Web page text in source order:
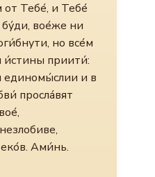
Тебе́, и Тебе́
вое́же ни
но все́м
и́стины приити́:
единомы́слии и в
просла́вят
Ами́нь.